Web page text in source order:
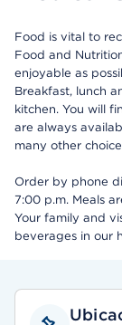
Food is vital to
Food and
enjoyable as
Breakfast, lunch
kitchen. You will
are always
many other
Order by phone
7:00 p.m. Meals
Your family and
beverages in our